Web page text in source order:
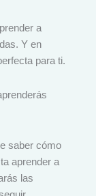
a
Y en
para ti.
saber cómo
aprender a
las